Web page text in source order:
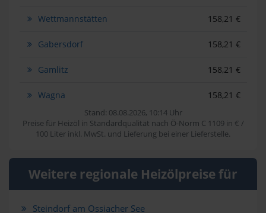
Wettmannstätten 158,21 €
Gabersdorf 158,21 €
Gamlitz 158,21 €
Wagna 158,21 €
Stand: 08.08.2026, 10:14 Uhr
Preise für Heizöl in Standardqualität nach Ö-Norm C 1109 in € /
100 Liter inkl. MwSt. und Lieferung bei einer Lieferstelle.
Weitere regionale Heizölpreise für
Steindorf am Ossiacher See